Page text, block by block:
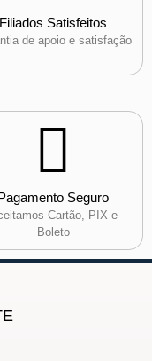
Filiados Satisfeitos
de apoio e satisfação
Seguro
Cartão, PIX e
Boleto